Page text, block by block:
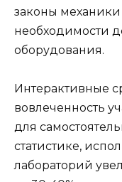
законы механики
необходимости
оборудования.
Интерактивные
вовлеченность
для
статистике,
лабораторий